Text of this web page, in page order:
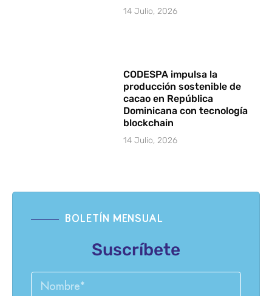
14 Julio, 2026
CODESPA impulsa la
producción sostenible de
cacao en República
Dominicana con tecnología
blockchain
14 Julio, 2026
BOLETÍN MENSUAL
Suscríbete